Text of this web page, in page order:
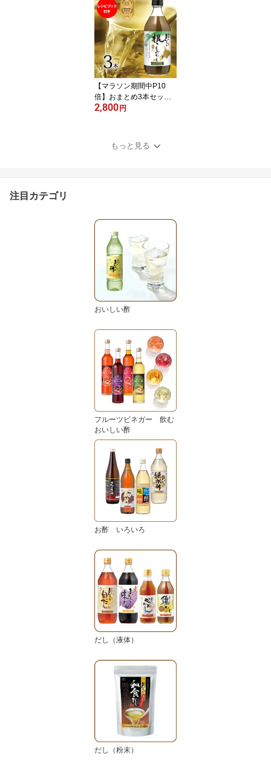
亭 白しょうゆ 万能調味
料 しらだし 万能だし 白
出汁 本格的 ダシ だし 料
理 万能 調味料 鰹節 万能
出汁 利尻昆布 みりん 本
みりん
【マラソン期間中P10
倍】おまとめ3本セット×
1セット レシピBOOK付
がごめ昆布 調味料 だし
出汁 ねこぶだし 根昆布
2,800 円
もっと見る
注目カテゴリ
おいしい酢
フルーツビネガー 飲む
おいしい酢
お酢 いろいろ
だし（液体）
だし（粉末）